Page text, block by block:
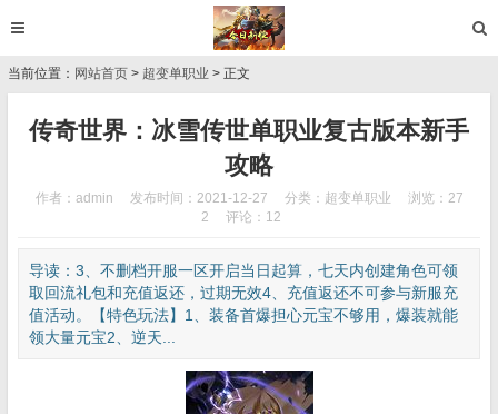
当前位置： 网站首页 > 超变单职业 > 正文
传奇世界：冰雪传世单职业复古版本新手
攻略
作者：admin 发布时间：2021-12-27 分类： 超变单职业
浏览：27
2
评论：12
导读：3、不删档开服一区开启当日起算，七天内创建角色可领
取回流礼包和充值返还，过期无效4、充值返还不可参与新服充
值活动。【特色玩法】1、装备首爆担心元宝不够用，爆装就能
领大量元宝2、逆天...